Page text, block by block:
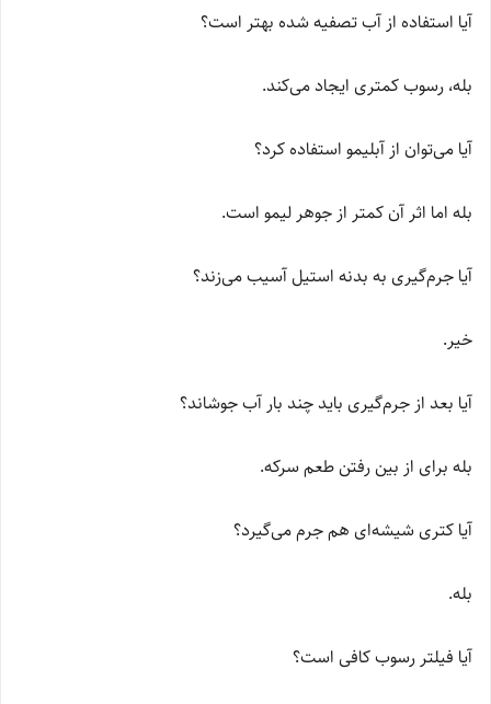
آیا استفاده از آب تصفیه شده بهتر است؟
بله، رسوب کمتری ایجاد می‌کند.
آیا می‌توان از آبلیمو استفاده کرد؟
بله اما اثر آن کمتر از جوهر لیمو است.
آیا جرم‌گیری به بدنه استیل آسیب می‌زند؟
خیر.
آیا بعد از جرم‌گیری باید چند بار آب جوشاند؟
بله برای از بین رفتن طعم سرکه.
آیا کتری شیشه‌ای هم جرم می‌گیرد؟
بله.
آیا فیلتر رسوب کافی است؟